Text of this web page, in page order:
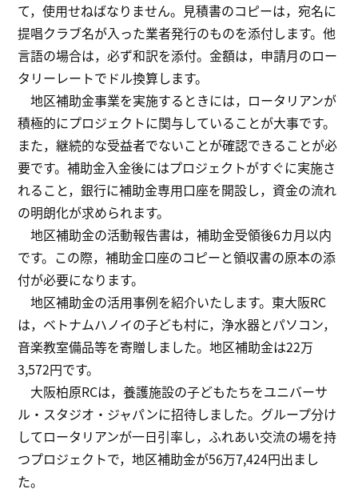
て，使用せねばなりません。見積書のコピーは，宛名に
提唱クラブ名が入った業者発行のものを添付します。他
言語の場合は，必ず和訳を添付。金額は，申請月のロー
タリーレートでドル換算します。
地区補助金事業を実施するときには，ロータリアンが
積極的にプロジェクトに関与していることが大事です。
また，継続的な受益者でないことが確認できることが必
要です。補助金入金後にはプロジェクトがすぐに実施さ
れること，銀行に補助金専用口座を開設し，資金の流れ
の明朗化が求められます。
地区補助金の活動報告書は，補助金受領後6カ月以内
です。この際，補助金口座のコピーと領収書の原本の添
付が必要になります。
地区補助金の活用事例を紹介いたします。東大阪RC
は，ベトナムハノイの子ども村に，浄水器とパソコン，
音楽教室備品等を寄贈しました。地区補助金は22万
3,572円です。
大阪柏原RCは，養護施設の子どもたちをユニバーサ
ル・スタジオ・ジャパンに招待しました。グループ分け
してロータリアンが一日引率し，ふれあい交流の場を持
つプロジェクトで，地区補助金が56万7,424円出まし
た。